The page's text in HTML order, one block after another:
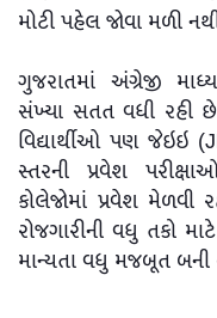
મોટી પહેલ જોવા મળી
ગુજરાતમાં અંગ્રેજી
સંખ્યા સતત વધી રહી
વિદ્યાર્થીઓ પણ જેઇઇ
સ્તરની પ્રવેશ
કોલેજોમાં પ્રવેશ
રોજગારીની વધુ તકો
માન્યતા વધુ મજબૂત બની